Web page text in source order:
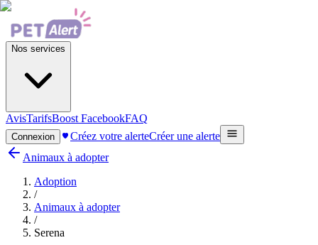
Nos services
AvisTarifsBoost FacebookFAQ
Connexion Créez votre alerteCréer une alerte
Animaux à adopter
Adoption
/
Animaux à adopter
/
Serena